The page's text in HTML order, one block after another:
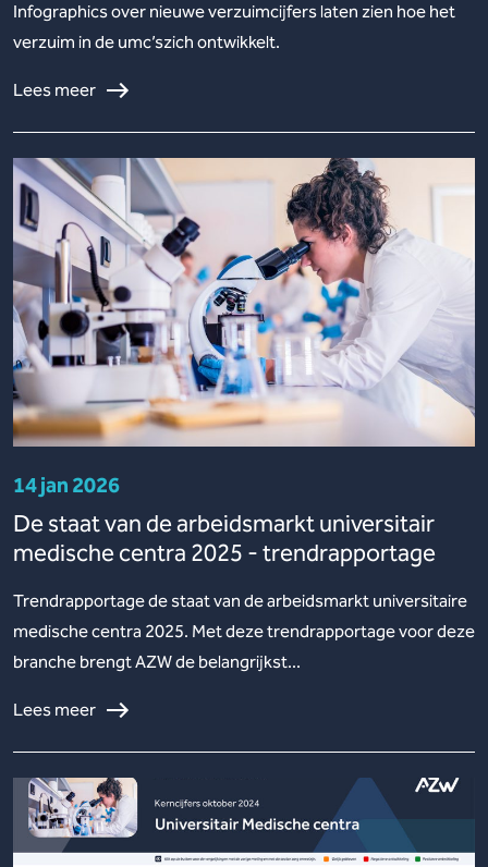
Infographics over nieuwe verzuimcijfers laten zien hoe het
verzuim in de umc’szich ontwikkelt.
Lees meer
14 jan 2026
De staat van de arbeidsmarkt universitair
medische centra 2025 - trendrapportage
Trendrapportage de staat van de arbeidsmarkt universitaire
medische centra 2025. Met deze trendrapportage voor deze
branche brengt AZW de belangrijkst...
Lees meer